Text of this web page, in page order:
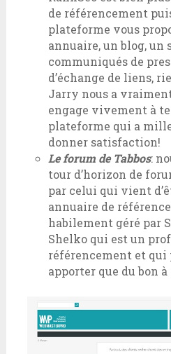
de référencement
plateforme vous
annuaire, un blog, un
communiqués de
d’échange de liens,
Jarry nous a
engage vivement à
plateforme qui a
donner satisfaction!
Le forum de Tabbos:
tour d’horizon de
par celui qui vient
annuaire de
habilement géré par
Shelko qui est un
référencement et qui
apporter que du bon